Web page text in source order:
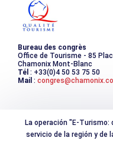
Les incontournables
Photothèque
Bureau des congrès
Office de Tourisme - 85
Chamonix Mont-Blanc
Tél : +33(0)4 50 53 75 50
Mail :
La operación "E-Turismo:
servicio de la región y de